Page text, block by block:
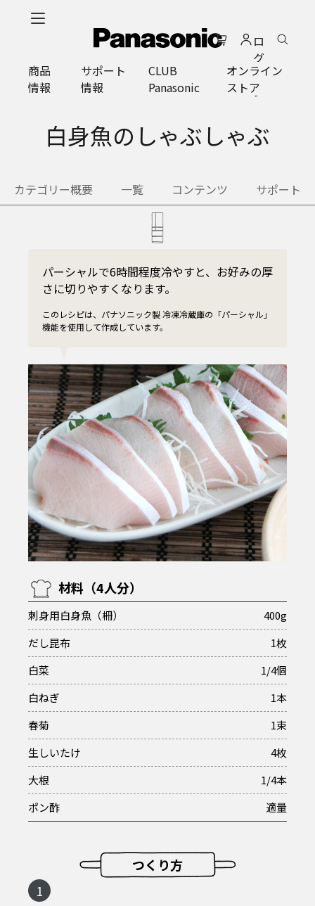
プ
ロ
グ
イ
ン
商品
情報
サポート
情報
CLUB
Panasonic
オンライン
ストア
白身魚のしゃぶしゃぶ
カテゴリー概要 一覧 コンテンツ サポート
パーシャルで6時間程度冷やすと、お好みの厚
さに切りやすくなります。
このレシピは、パナソニック製 冷凍冷蔵庫の「パーシャル」
機能を使用して作成しています。
材料（4人分）
刺身用白身魚（柵）
400g
だし昆布
1枚
白菜
1/4個
白ねぎ
1本
春菊
1束
生しいたけ
4枚
大根
1/4本
ポン酢
適量
つくり方
1